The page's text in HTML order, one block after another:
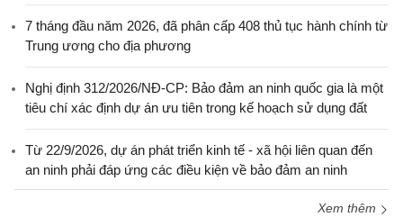
7 tháng đầu năm 2026, đã phân cấp 408 thủ tục hành chính từ
Trung ương cho địa phương
Nghị định 312/2026/NĐ-CP: Bảo đảm an ninh quốc gia là một
tiêu chí xác định dự án ưu tiên trong kế hoạch sử dụng đất
Từ 22/9/2026, dự án phát triển kinh tế - xã hội liên quan đến
an ninh phải đáp ứng các điều kiện về bảo đảm an ninh
Xem thêm